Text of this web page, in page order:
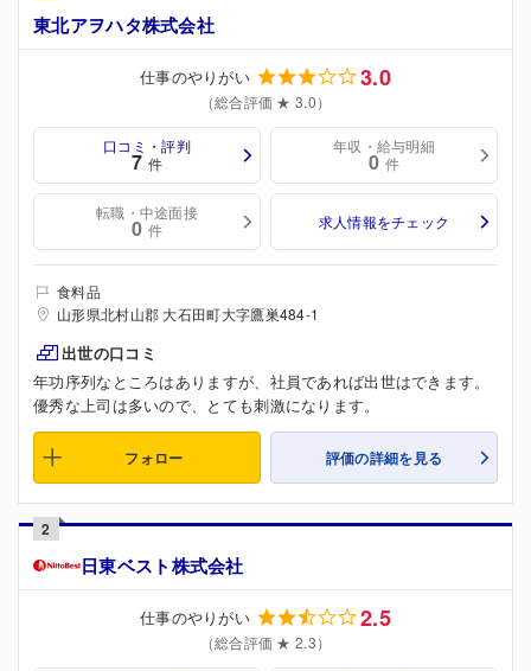
東北アヲハタ株式会社
仕事のやりがい 3.0
（総合評価 ★ 3.0）
口コミ・評判
7 件
年収・給与明細
0 件
転職・中途面接
0 件 求人情報をチェック
食料品
山形県北村山郡 大石田町大字鷹巣484-1
出世の口コミ
年功序列なところはありますが、社員であれば出世はできます。
優秀な上司は多いので、とても刺激になります。
フォロー 評価の詳細を見る
2
日東ベスト株式会社
仕事のやりがい 2.5
（総合評価 ★ 2.3）